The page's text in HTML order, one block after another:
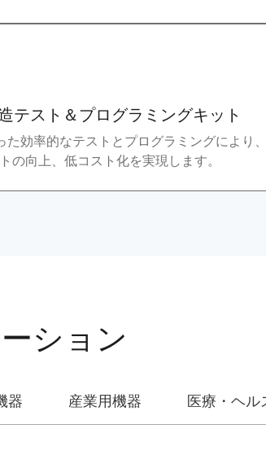
テスト＆プログラミングキット
た効率的なテストとプログラミングにより
の向上、低コスト化を実現します。
ション
器 産業用機器 医療・ヘル